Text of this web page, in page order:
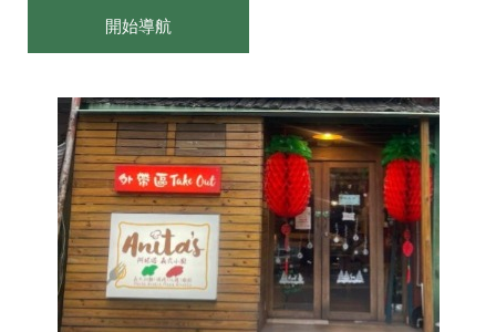
開始導航